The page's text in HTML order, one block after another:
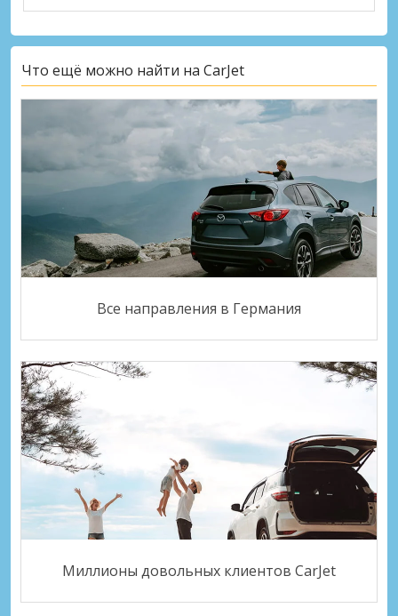
Что ещё можно найти на CarJet
Все направления в Германия
Миллионы довольных клиентов CarJet